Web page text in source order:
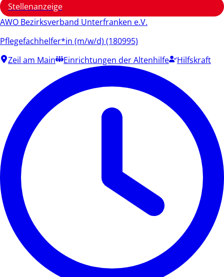
Stellenanzeige
AWO Bezirksverband Unterfranken e.V.
Pflegefachhelfer*in (m/w/d) (180995)
Zeil am Main
Einrichtungen der Altenhilfe Hilfskraft